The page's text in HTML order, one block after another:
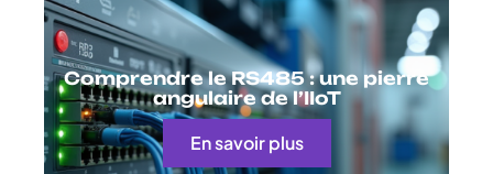
Comprendre le RS485 : une pierre
angulaire de l’IIoT
En savoir plus